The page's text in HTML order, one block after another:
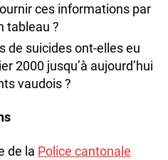
ces informations par
tableau ?
de suicides ont-elles eu
2000 jusqu’à aujourd’hui
vaudois ?
de la Police cantonale